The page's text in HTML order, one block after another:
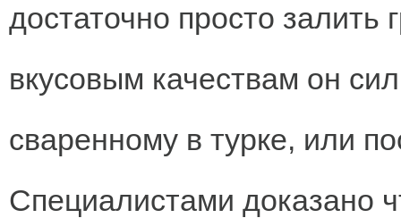
достаточно просто залить
вкусовым качествам он
сваренному в турке, или
Специалистами доказано